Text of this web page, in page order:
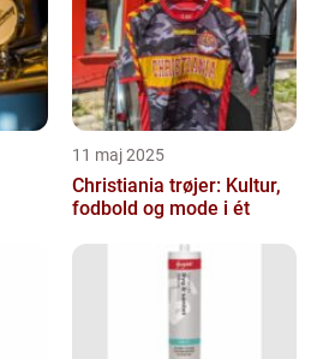
11 maj 2025
Christiania trøjer: Kultur,
fodbold og mode i ét